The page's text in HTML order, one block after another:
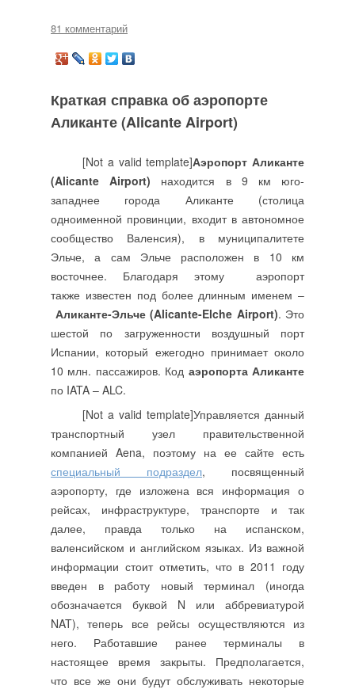
81 комментарий
Краткая справка об аэропорте
Аликанте (Alicante Airport)
[Not a valid template]Аэропорт Аликанте
(Alicante Airport) находится в 9 км юго-
западнее города Аликанте (столица
одноименной провинции, входит в автономное
сообщество Валенсия), в муниципалитете
Эльче, а сам Эльче расположен в 10 км
восточнее. Благодаря этому аэропорт
также известен под более длинным именем –
Аликанте-Эльче (Alicante-Elche Airport). Это
шестой по загруженности воздушный порт
Испании, который ежегодно принимает около
10 млн. пассажиров. Код аэропорта Аликанте
по IATA – ALC.
[Not a valid template]Управляется данный
транспортный узел правительственной
компанией Aena, поэтому на ее сайте есть
специальный подраздел, посвященный
аэропорту, где изложена вся информация о
рейсах, инфраструктуре, транспорте и так
далее, правда только на испанском,
валенсийском и английском языках. Из важной
информации стоит отметить, что в 2011 году
введен в работу новый терминал (иногда
обозначается буквой N или аббревиатурой
NAT), теперь все рейсы осуществляются из
него. Работавшие ранее терминалы в
настоящее время закрыты. Предполагается,
что все же они будут обслуживать некоторые